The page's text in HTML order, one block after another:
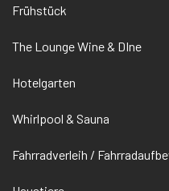
Frühstück
The Lounge Wine & DIne
Hotelgarten
Whirlpool & Sauna
Fahrradverleih /